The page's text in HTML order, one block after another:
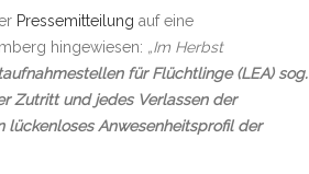
Pressemitteilung auf eine
hingewiesen: „Im Herbst
für Flüchtlinge (LEA) sog.
Zutritt und jedes Verlassen der
Anwesenheitsprofil der